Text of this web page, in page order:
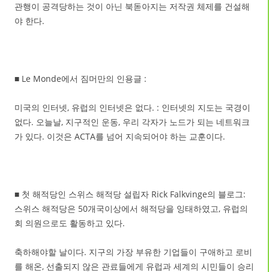
관행이 공격당하는 것이 아닌 북돋아지는 저작권 체제를 건설해
야 한다.
■ Le Monde에서 짐머만의 인용글 :
미국의 인터넷, 유럽의 인터넷은 없다. : 인터넷의 지도는 국경이
없다. 오늘날, 지구적인 운동, 우리 각자가 노드가 되는 네트워크
가 있다. 이것은 ACTA를 넘어 지속되어야 하는 교훈이다.
■ 첫 해적당인 스위스 해적당 설립자 Rick Falkvinge의 블로그:
스위스 해적당은 50개국이상에서 해적당을 잉태하였고, 유럽의
회 의원으로도 활동하고 있다.
축하해야할 날이다. 지구의 가장 부유한 기업들이 구애하고 로비
를 해온, 선출되지 않은 관료들에게 유럽과 세계의 시민들이 승리